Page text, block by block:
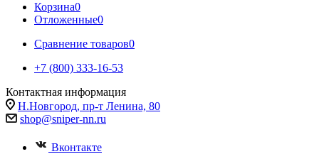
Корзина0
Отложенные0
Сравнение товаров0
+7 (800) 333-16-53
Контактная информация
Н.Новгород, пр-т Ленина, 80
shop@sniper-nn.ru
Вконтакте